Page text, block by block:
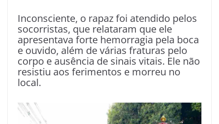
Inconsciente, o rapaz foi atendido pelos
socorristas, que relataram que ele
apresentava forte hemorragia pela boca
e ouvido, além de várias fraturas pelo
corpo e ausência de sinais vitais. Ele não
resistiu aos ferimentos e morreu no
local.